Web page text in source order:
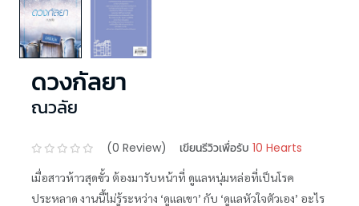
ดวงกัลยา
ณวลัย
(0 Review) เขียนรีวิวเพื่อรับ 10 Hearts
เมื่อสาวห้าวสุดขั้ว ต้องมารับหน้าที่ ดูแลหนุ่มหล่อที่เป็นโรค
ประหลาด งานนี้ไม่รู้ระหว่าง ‘ดูแลเขา’ กับ ‘ดูแลหัวใจตัวเอง’ อะไร